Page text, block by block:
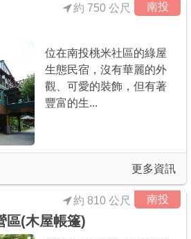
南投
約 750 公尺
位在南投桃米社區的綠屋
生態民宿，沒有華麗的外
觀、可愛的裝飾，但有著
豐富的生...
更多資訊
南投
約 810 公尺
區(木屋帳篷)